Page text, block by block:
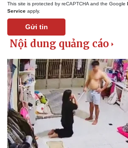
This site is protected by reCAPTCHA and the Google
Service apply.
Gửi tin